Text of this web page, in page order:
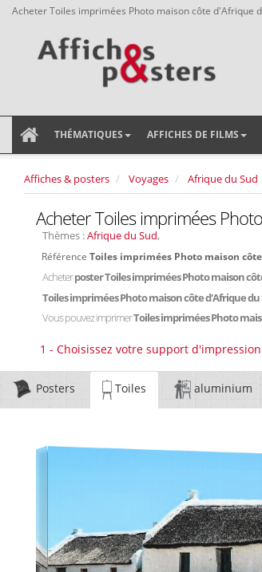
Acheter Toiles imprimées Photo maison côte d'Afrique
THÉMATIQUES AFFICHES DE FILMS
Affiches & posters Voyages Afrique du Sud
Acheter Toiles imprimées
Thèmes :Afrique du Sud,
Référence Toiles imprimées Photo maison
Acheterposter Toiles imprimées Photo maison
Toiles imprimées Photo maison côte d'Afrique du
Vous pouvez imprimerToiles imprimées Photo
1 - Choisissez votre support
Posters Toiles aluminium